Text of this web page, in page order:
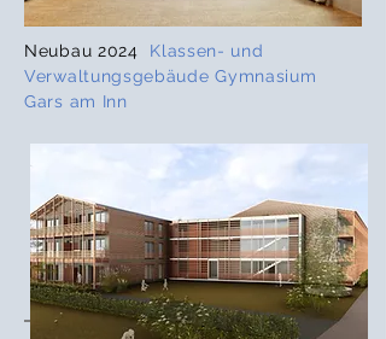
Neubau 2024
Klassen- und
Verwaltungsgebäude Gymnasium
Gars am Inn